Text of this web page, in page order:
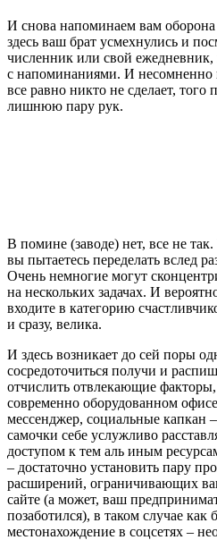
И снова напоминаем вам
здесь ваш брат усмехнулись и
численник или свой
с напоминаниями. И несомненно
все равно никто не сделает, того
лишнюю пару рук.
В помине (заводе) нет, все не
вы пытаетесь переделать вслед
Очень немногие могут
на нескольких задачах. И
входите в категорию
и сразу, велика.
И здесь возникает до сей поры
сосредоточиться получи и
отчислить отвлекающие
современно оборудованном
мессенджер, социальные капкан
самочки себе услужливо
доступом к тем аль иным
– достаточно установить пару
расширений, ограничивающих
сайте (а может, ваш
позаботился), в таком случае как
местонахождение в соцсетях –